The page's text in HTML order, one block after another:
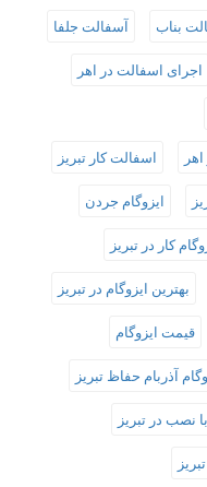
بناب آسفالت جلفا
اجرای اسفالت در اهر
اسفالت کار تبریز
ایزوگام جردن
کار در تبریز
بهترین ایزوگام در تبریز
قیمت ایزوگام
آذربام حفاظ تبریز
نصب در تبریز